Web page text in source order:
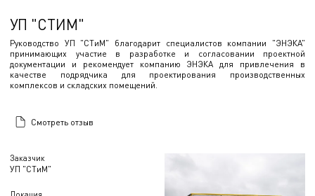
Заказчик
УП "СТиМ"
УП "СТИМ"
Руководство УП "СТиМ" благодарит специалистов компании "ЭНЭКА"
принимающих участие в разработке и согласовании проектной
документации и рекомендует компанию ЭНЭКА для привлечения в
качестве подрядчика для проектирования производственных
комплексов и складских помещений.
Смотреть отзыв